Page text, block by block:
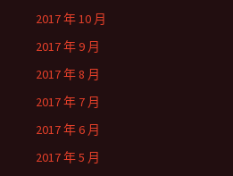
2017 年 10 月
2017 年 9 月
2017 年 8 月
2017 年 7 月
2017 年 6 月
2017 年 5 月